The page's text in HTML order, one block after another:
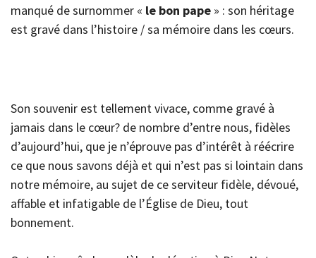
manqué de surnommer « le bon pape » : son héritage
est gravé dans l’histoire / sa mémoire dans les cœurs.
Son souvenir est tellement vivace, comme gravé à
jamais dans le cœur? de nombre d’entre nous, fidèles
d’aujourd’hui, que je n’éprouve pas d’intérêt à réécrire
ce que nous savons déjà et qui n’est pas si lointain dans
notre mémoire, au sujet de ce serviteur fidèle, dévoué,
affable et infatigable de l’Église de Dieu, tout
bonnement.